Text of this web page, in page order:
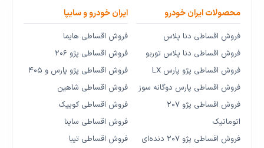
محصولات ایران خودرو
فروش اقساطی دنا پلاس
فروش اقساطی دنا پلاس توربو
فروش اقساطی پژو پارس LX
فروش اقساطی پارس دوگانه سوز
فروش اقساطی پژو ۲۰۷
اتوماتیک
فروش اقساطی پژو ۲۰۷ دنده‌ای
ایران خودرو و سایپا
فروش اقساطی هایما
فروش اقساطی پژو ۲۰۶
فروش اقساطی پژو پارس و ۴۰۵
فروش اقساطی شاهین
فروش اقساطی کوییک
فروش اقساطی ساینا
فروش اقساطی تیبا